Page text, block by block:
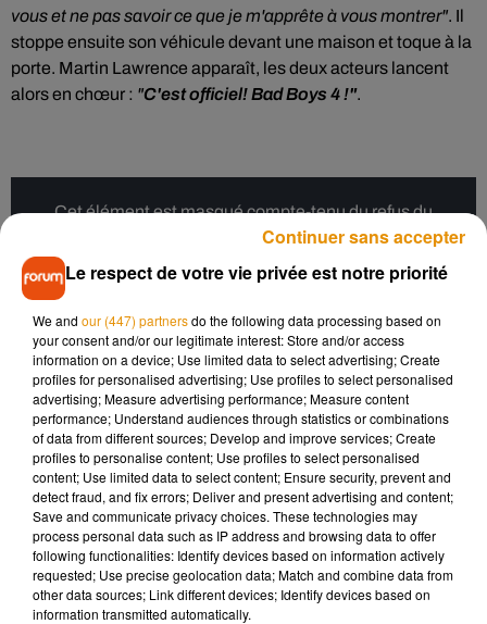
vous et ne pas savoir ce que je m'apprête à vous montrer". Il
stoppe ensuite son véhicule devant une maison et toque à la
porte. Martin Lawrence apparaît, les deux acteurs lancent
alors en chœur : "C'est officiel! Bad Boys 4 !".
Cet élément est masqué compte-tenu du refus du
dépôt de cookies que vous avez exprimé. Si vous
souhaitez l'afficher, merci de nous donner votre accord
Afficher l'élément
Pour rappel, le premierBad Boys,réalisé par Michael Bay,
vu le jour en 1995. Deux suites sont ensuite sorties : l'une en
2003 par le même réalisateur, puis un troisième volet dix-
sept ans plus tard, en 2020, réalisé par Adil El Arbi et Bilall
Fallah. Au total, les trois films ont rapporté la modique
somme de840 millions de dollarsau box-office mondial.
Pour ce quatrième film à venir, Will Smith et Martin Lawrence
seront aussi derrière la caméra, en tant que producteurs.
Le respect de votre vie privée est notre priorité
We and our (447) partnersdo the following data processing based on
your consent and/or our legitimate interest: Store and/or access
information on a device; Use limited data to select advertising; Create
profiles for personalised advertising; Use profiles to select personalised
advertising; Measure advertising performance; Measure content
performance; Understand audiences through statistics or combinations
of data from different sources; Develop and improve services; Create
profiles to personalise content; Use profiles to select personalised
content; Use limited data to select content; Ensure security, prevent and
detect fraud, and fix errors; Deliver and present advertising and content;
Save and communicate privacy choices. These technologies may
process personal data such as IP address and browsing data to offer
following functionalities: Identify devices based on information actively
requested; Use precise geolocation data; Match and combine data from
other data sources; Link different devices; Identify devices based on
information transmitted automatically.
Continuer sans accepter